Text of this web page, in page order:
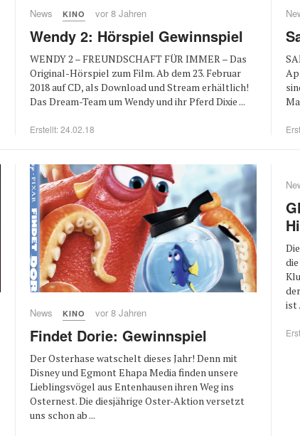
News KINO vor 8 Jahren
Wendy 2: Hörspiel Gewinnspiel
WENDY 2 – FREUNDSCHAFT FÜR IMMER – Das
Original-Hörspiel zum Film. Ab dem 23. Februar
2018 auf CD, als Download und Stream erhältlich!
Das Dream-Team um Wendy und ihr Pferd Dixie ...
Erstellt: 24.02.18
News KINO vor 8 Jahren
Findet Dorie: Gewinnspiel
Der Osterhase watschelt dieses Jahr! Denn mit
Disney und Egmont Ehapa Media finden unsere
Lieblingsvögel aus Entenhausen ihren Weg ins
Osternest. Die diesjährige Oster-Aktion versetzt
uns schon ab ...
ist